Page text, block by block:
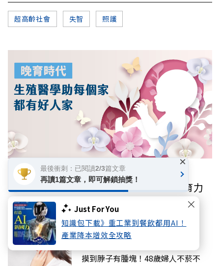
Just For You
知識包下載》重工業到餐飲都用AI！
產業降本增效全攻略
超高齡社會 失智 照護
數位專題
【晚育時代】人工生殖如何搶救高齡生育力
你可能感興趣
摸到脖子有腫塊！48歲婦人不菸不
最後衝刺：已閱讀2/3篇文章
再讀1篇文章，即可解鎖抽獎！
×